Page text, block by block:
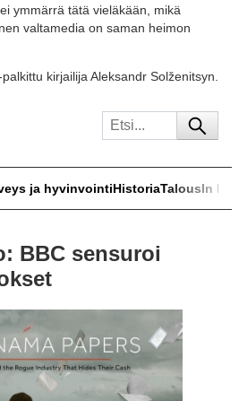
ymmärrä tätä vieläkään, mikä
valtamedia on saman heimon
kirjailija Aleksandr Solženitsyn.
ja hyvinvointiHistoriaTalousIn
BBC sensuroi